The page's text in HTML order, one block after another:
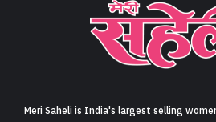
Meri Saheli is India's largest selling